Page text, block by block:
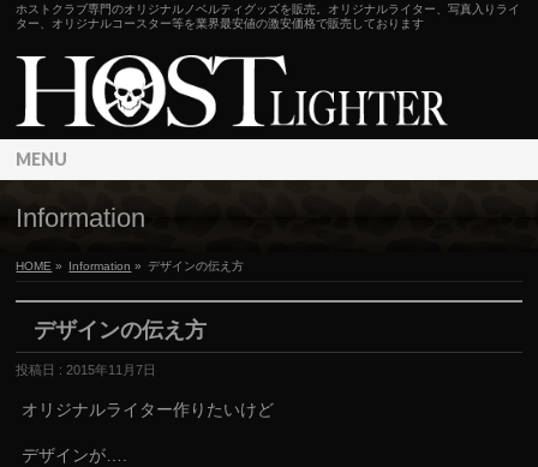
ホストクラブ専門のオリジナルノベルティグッズを販売。オリジナルライター、写真入りライ
ター、オリジナルコースター等を業界最安値の激安価格で販売しております
MENU
Information
HOME » Information » デザインの伝え方
デザインの伝え方
投稿日 : 2015年11月7日
オリジナルライター作りたいけど
デザインが….